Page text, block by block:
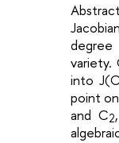
variety.
into
point
and C2